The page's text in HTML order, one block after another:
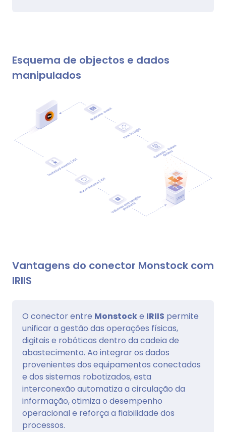
Esquema de objectos e dados
manipulados
Vantagens do conector Monstock com
IRIIS
O conector entre Monstocke IRIIS permite
unificar a gestão das operações físicas,
digitais e robóticas dentro da cadeia de
abastecimento. Ao integrar os dados
provenientes dos equipamentos conectados
e dos sistemas robotizados, esta
interconexão automatiza a circulação da
informação, otimiza o desempenho
operacional e reforça a fiabilidade dos
processos.